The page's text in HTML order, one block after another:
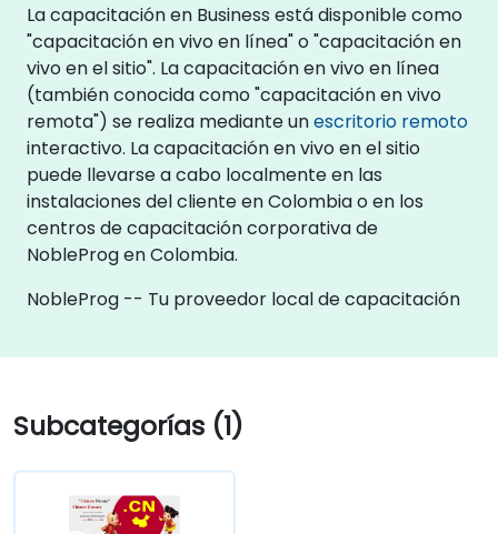
La capacitación en Business está disponible como
"capacitación en vivo en línea" o "capacitación en
vivo en el sitio". La capacitación en vivo en línea
(también conocida como "capacitación en vivo
remota") se realiza mediante unescritorio remoto
interactivo. La capacitación en vivo en el sitio
puede llevarse a cabo localmente en las
instalaciones del cliente en Colombia o en los
centros de capacitación corporativa de
NobleProg en Colombia.
NobleProg -- Tu proveedor local de capacitación
Subcategorías (1)